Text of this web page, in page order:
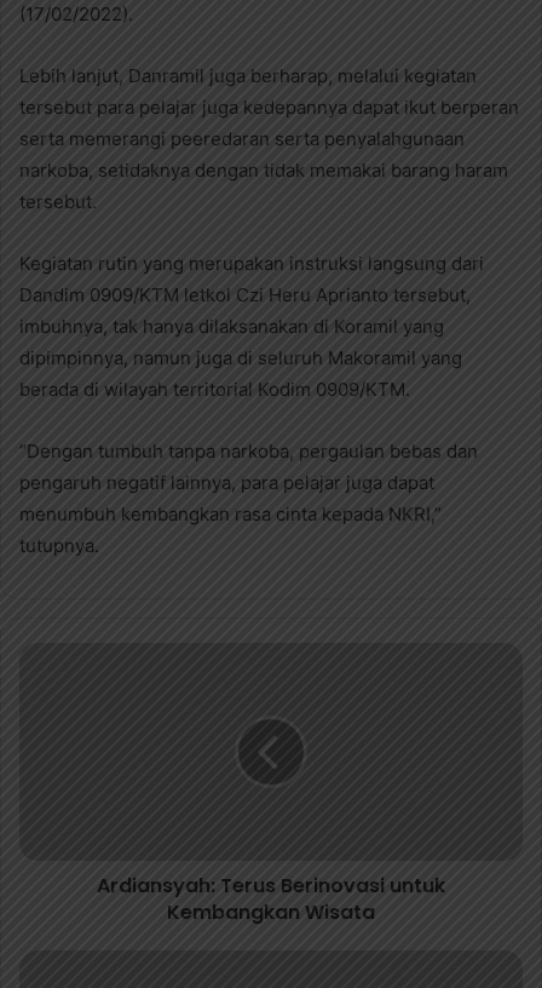
(17/02/2022).
Lebih lanjut, Danramil juga berharap, melalui kegiatan
tersebut para pelajar juga kedepannya dapat ikut berperan
serta memerangi peeredaran serta penyalahgunaan
narkoba, setidaknya dengan tidak memakai barang haram
tersebut.
Kegiatan rutin yang merupakan instruksi langsung dari
Dandim 0909/KTM letkol Czi Heru Aprianto tersebut,
imbuhnya, tak hanya dilaksanakan di Koramil yang
dipimpinnya, namun juga di seluruh Makoramil yang
berada di wilayah territorial Kodim 0909/KTM.
“Dengan tumbuh tanpa narkoba, pergaulan bebas dan
pengaruh negatif lainnya, para pelajar juga dapat
menumbuh kembangkan rasa cinta kepada NKRI,”
tutupnya.
Ardiansyah: Terus Berinovasi untuk
Kembangkan Wisata